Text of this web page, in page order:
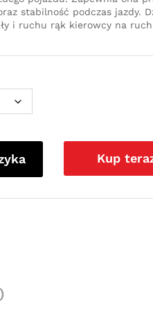
stabilność podczas jazdy.
i ruchu rąk kierowcy na ruch
Kup